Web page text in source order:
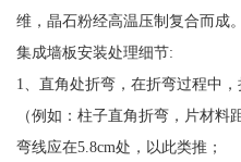
维，晶石粉经高温压制复合而成。
集成墙板安装处理细节:
1、直角处折弯，在折弯过程中
（例如：柱子直角折弯，片材
弯线应在5.8cm处，以此类推；